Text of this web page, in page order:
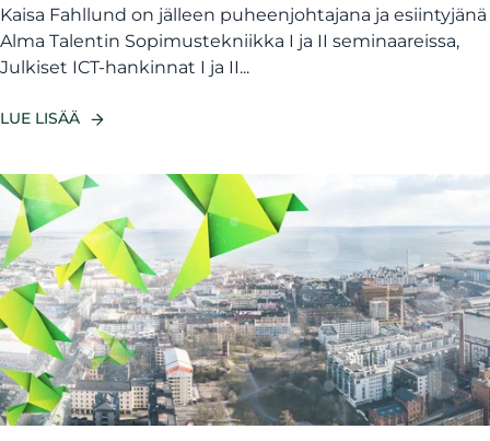
Kaisa Fahllund on jälleen puheenjohtajana ja esiintyjänä
Alma Talentin Sopimustekniikka I ja II seminaareissa,
Julkiset ICT-hankinnat I ja II...
LUE LISÄÄ